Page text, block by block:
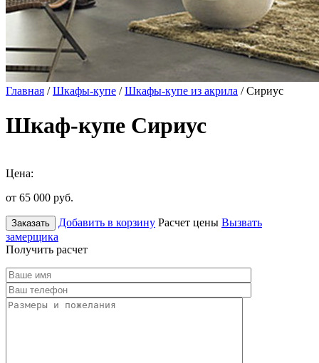
Главная /Шкафы-купе /Шкафы-купе из акрила / Сириус
Шкаф-купе Сириус
Цена:
от 65 000 руб.
Заказать Добавить в корзину Расчет цены Вызвать
замерщика
Получить расчет